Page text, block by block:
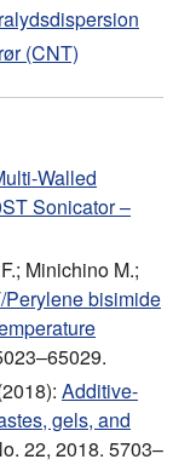
(CNT)
Walled
Sonicator –
Minichino M.;
Perylene bisimide
Additive-
gels, and
22, 2018. 5703–